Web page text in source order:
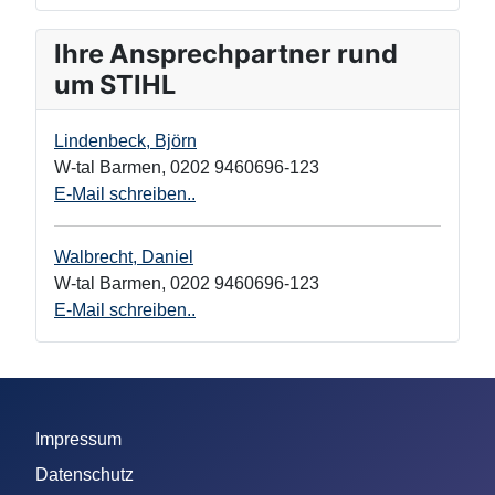
Ihre Ansprechpartner rund
um STIHL
Lindenbeck, Björn
W-tal Barmen, 0202 9460696-123
E-Mail schreiben..
Walbrecht, Daniel
W-tal Barmen, 0202 9460696-123
E-Mail schreiben..
Impressum
Datenschutz